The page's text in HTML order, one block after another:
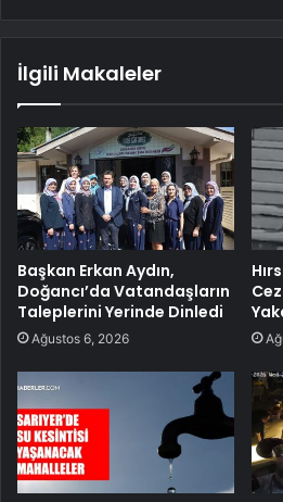
İlgili Makaleler
Başkan Erkan Aydın,
Doğancı’da Vatandaşların
Taleplerini Yerinde Dinledi
Ağustos 6, 2026